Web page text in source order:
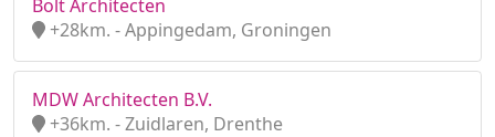
Bolt Architecten
+28km. - Appingedam, Groningen
MDW Architecten B.V.
+36km. - Zuidlaren, Drenthe